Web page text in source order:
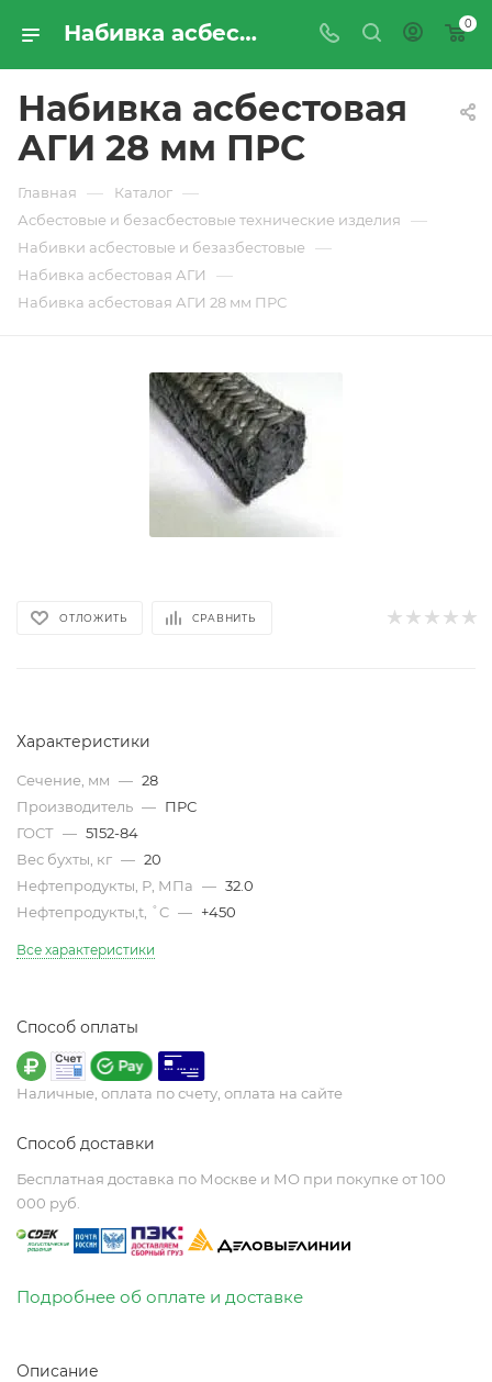
Набивка асбестовая АГИ 28 мм ПРС - купить по цене производителя с доставкой по Москве и России | ПРОМРЕСУРССЕРВИС 0
Набивка асбестовая
АГИ 28 мм ПРС
Главная — Каталог —
Асбестовые и безасбестовые технические изделия —
Набивки асбестовые и безазбестовые —
Набивка асбестовая АГИ —
Набивка асбестовая АГИ 28 мм ПРС
ОТЛОЖИТЬ СРАВНИТЬ
Характеристики
Сечение, мм — 28
Производитель — ПРС
ГОСТ — 5152-84
Вес бухты, кг — 20
Нефтепродукты, Р, МПа — 32.0
Нефтепродукты,t, ˚C — +450
Все характеристики
Способ оплаты
Наличные, оплата по счету, оплата на сайте
Способ доставки
Бесплатная доставка по Москве и МО при покупке от 100
000 руб.
Подробнее об оплате и доставке
Описание